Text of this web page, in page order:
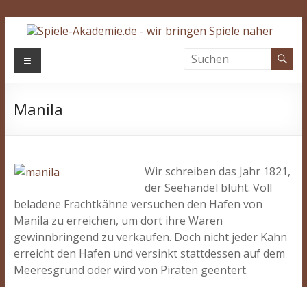
Zum
Inhalt
springen
Spiele-
Wir
Menü
Manila
Wir schreiben das Jahr 1821,
der Seehandel blüht. Voll
beladene Frachtkähne versuchen den Hafen von
Manila zu erreichen, um dort ihre Waren
gewinnbringend zu verkaufen. Doch nicht jeder Kahn
erreicht den Hafen und versinkt stattdessen auf dem
Meeresgrund oder wird von Piraten geentert.